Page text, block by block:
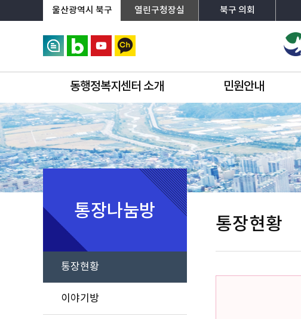
상단메뉴로 바로가기
전체메뉴로 바로가기
왼쪽메뉴로 바로가기
본문으로 바로가기울산광역시 북구 열린구청장실 북구 의회
동행정복지센터 소개 민원안내
통장나눔방
통장현황
이야기방
통장현황